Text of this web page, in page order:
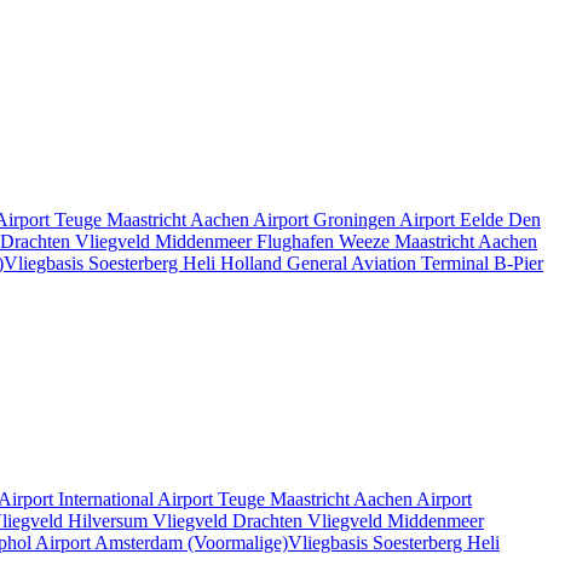
Teuge Maastricht Aachen Airport Groningen Airport Eelde Den
Vliegveld MiddenmeerFlughafen Weeze Maastricht Aachen
Soesterberg Heli Holland General Aviation Terminal B-Pier
International Airport Teuge Maastricht Aachen Airport
Hilversum Vliegveld Drachten Vliegveld Middenmeer
Airport Amsterdam (Voormalige)Vliegbasis Soesterberg Heli